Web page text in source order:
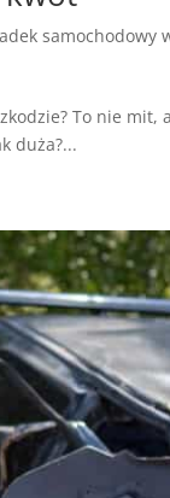
samochodowy
To nie mit,
duża?...